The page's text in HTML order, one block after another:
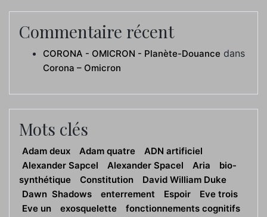
Commentaire récent
CORONA - OMICRON - Planète-Douance dans
Corona – Omicron
Mots clés
Adam deux Adam quatre
ADN artificiel
Alexander Sapcel
Alexander Spacel Aria
bio-
synthétique
Constitution
David William Duke
Dawn Shadows
enterrement Espoir
Eve trois
Eve un
exosquelette
fonctionnements cognitifs